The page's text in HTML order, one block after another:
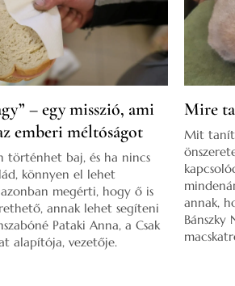
– egy misszió, ami
emberi méltóságot
történhet baj, és ha nincs
könnyen el lehet
megérti, hogy ő is
annak lehet segíteni
Pataki Anna, a Csak
alapítója, vezetője.
Mire
Mit
annak,
Bánszky